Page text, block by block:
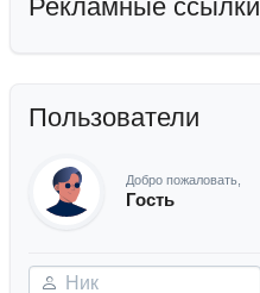
Рекламные ссылки
Пользователи
Добро пожаловать,
Гость
Ник